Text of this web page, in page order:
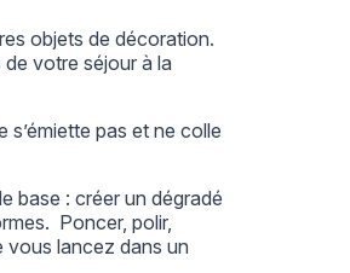
objets de décoration.
votre séjour à la
pas et ne colle
base : créer un dégradé
Poncer, polir,
vous lancez dans un